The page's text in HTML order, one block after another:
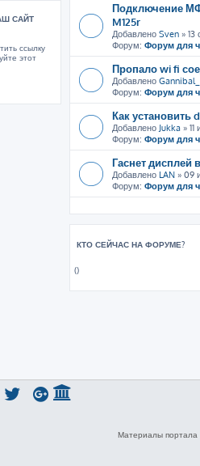
Подключение
M125r
Добавлено Sven » 13
Форум: Форум для
Пропало wi fi
Добавлено
Форум: Форум для
Как установить
Добавлено Jukka »
Форум: Форум для
Гаснет дисплей
Добавлено LAN » 09
Форум: Форум для
КТО СЕЙЧАС НА ФОРУМЕ?
()
САЙТ
ссылку
этот
Материалы портала